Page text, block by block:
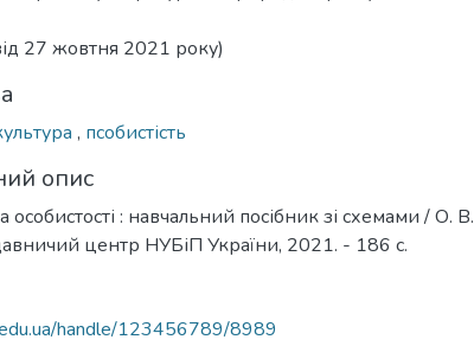
27 жовтня 2021 року)
, псобистість
опис
особистості : навчальний посібник зі схемами / О. В.
центр НУБіП України, 2021. - 186 с.
handle/123456789/8989